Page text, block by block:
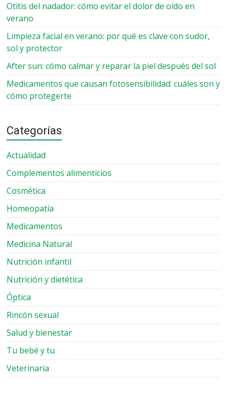
Otitis del nadador: cómo evitar el dolor de oído en
verano
Limpieza facial en verano: por qué es clave con sudor,
sol y protector
After sun: cómo calmar y reparar la piel después del sol
Medicamentos que causan fotosensibilidad: cuáles son y
cómo protegerte
Categorías
Actualidad
Complementos alimenticios
Cosmética
Homeopatía
Medicamentos
Medicina Natural
Nutrición infantil
Nutrición y dietética
Óptica
Rincón sexual
Salud y bienestar
Tu bebé y tu
Veterinaria